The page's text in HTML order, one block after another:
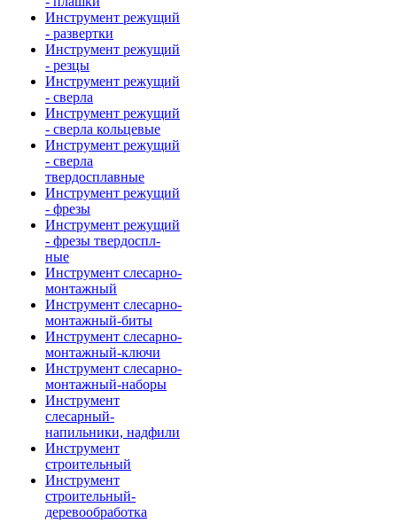
Инструмент режущий
- развертки
Инструмент режущий
- резцы
Инструмент режущий
- сверла
Инструмент режущий
- сверла кольцевые
Инструмент режущий
- сверла
твердосплавные
Инструмент режущий
- фрезы
Инструмент режущий
- фрезы твердоспл-
ные
Инструмент слесарно-
монтажный
Инструмент слесарно-
монтажный-биты
Инструмент слесарно-
монтажный-ключи
Инструмент слесарно-
монтажный-наборы
Инструмент
слесарный-
напильники, надфили
Инструмент
строительный
Инструмент
строительный-
деревообработка